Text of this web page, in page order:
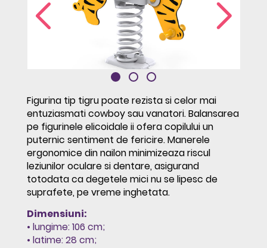
Contact
Figurina tip tigru poate rezista si celor mai
entuziasmati cowboy sau vanatori. Balansarea
pe figurinele elicoidale ii ofera copilului un
puternic sentiment de fericire. Manerele
ergonomice din nailon minimizeaza riscul
leziunilor oculare si dentare, asigurand
totodata ca degetele mici nu se lipesc de
suprafete, pe vreme inghetata.
Dimensiuni:
• lungime: 106 cm;
• latime: 28 cm;